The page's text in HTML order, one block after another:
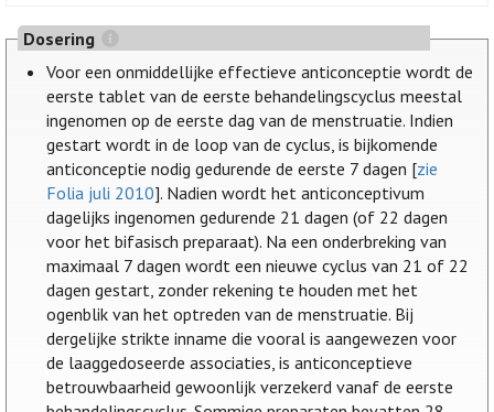
Dosering
Voor een onmiddellijke effectieve anticonceptie wordt de
eerste tablet van de eerste behandelingscyclus meestal
ingenomen op de eerste dag van de menstruatie. Indien
gestart wordt in de loop van de cyclus, is bijkomende
anticonceptie nodig gedurende de eerste 7 dagen [zie
Folia juli 2010]. Nadien wordt het anticonceptivum
dagelijks ingenomen gedurende 21 dagen (of 22 dagen
voor het bifasisch preparaat). Na een onderbreking van
maximaal 7 dagen wordt een nieuwe cyclus van 21 of 22
dagen gestart, zonder rekening te houden met het
ogenblik van het optreden van de menstruatie. Bij
dergelijke strikte inname die vooral is aangewezen voor
de laaggedoseerde associaties, is anticonceptieve
betrouwbaarheid gewoonlijk verzekerd vanaf de eerste